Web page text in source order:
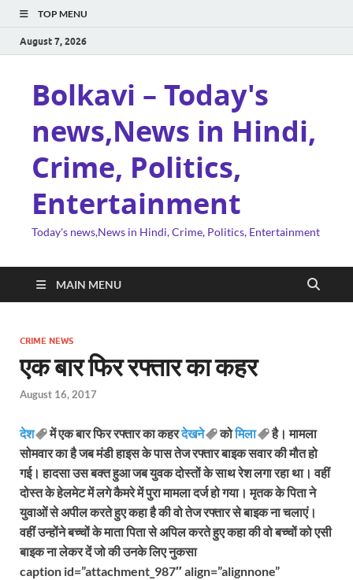
TOP MENU
August 7, 2026
Bolkavi – Today's
news,News in Hindi,
Crime, Politics,
Entertainment
Today's news,News in Hindi, Crime, Politics, Entertainment
MAIN MENU
CRIME NEWS
एक बार फिर रफ्तार का कहर
August 16, 2017
देश में एक बार फिर रफ्तार का कहरदेखने कोमिला
है। मामला
सोमवार का है जब मंडी हाइस के पास तेज रफ्तार बाइक सवार की मौत हो
गई। हादसा उस बक्त हुआ जब युवक दोस्तों के साथ रेश लगा रहा था। वहीं
दोस्त के हेलमेट में लगे कैमरे में पुरा मामला दर्ज हो गया। मृतक के पिता ने
युवाओं से अपील करते हुए कहा है की वो तेज रफ्तार से बाइक ना चलाएं।
वहीं उन्होंने बच्चों के माता पिता से अपिल करते हुए कहा की वो बच्चों को एसी
बाइक ना लेकर दें जो की उनके लिए नुकसा
caption id=”attachment_987″ align=”alignnone”